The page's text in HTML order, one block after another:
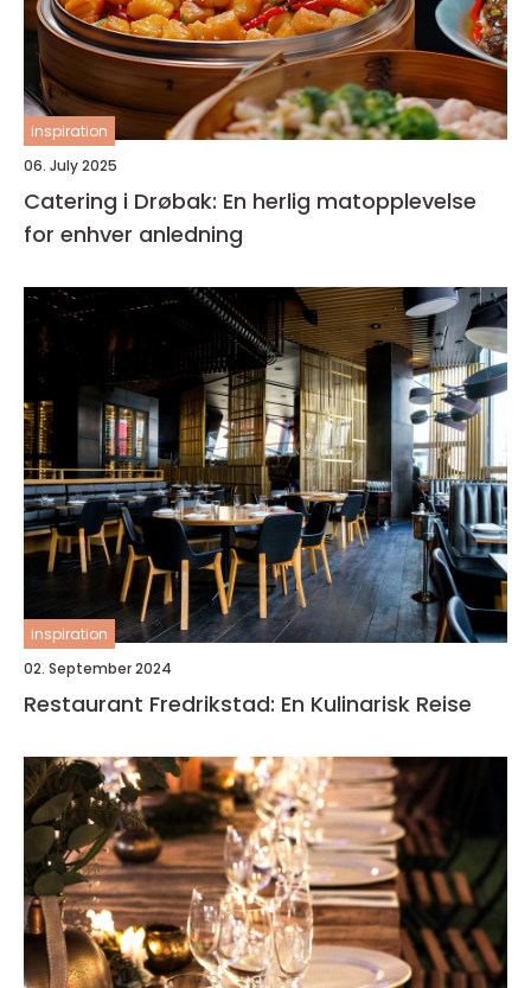
inspiration
06. July 2025
Catering i Drøbak: En herlig matopplevelse
for enhver anledning
inspiration
02. September 2024
Restaurant Fredrikstad: En Kulinarisk Reise